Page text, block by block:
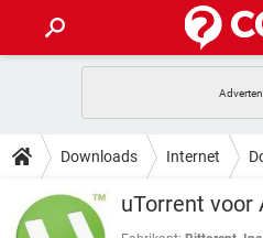
INSTAGRAM
NETFLIX
HOW-TO
VIDEOBELLEN
INSTAGRAM
DOWNLOADS
Downloads Internet
uTorrent voor